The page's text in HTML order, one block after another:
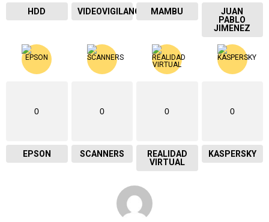
HDD VIDEOVIGILANCIA MAMBU
JUAN
PABLO
JIMENEZ
0
EPSON
0
SCANNERS
0
REALIDAD
VIRTUAL
0
KASPERSKY